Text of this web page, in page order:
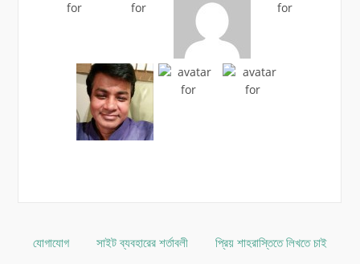
যোগাযোগ সাইট ব্যবহারের শর্তাবলী প্রিয় শাহরাস্তিতে লিখতে চাই